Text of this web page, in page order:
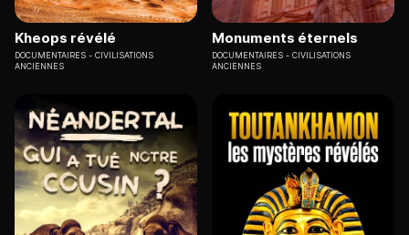
Kheops révélé
DOCUMENTAIRES
CIVILISATIONS
ANCIENNES
Monuments éternels
DOCUMENTAIRES
CIVILISATIONS
ANCIENNES